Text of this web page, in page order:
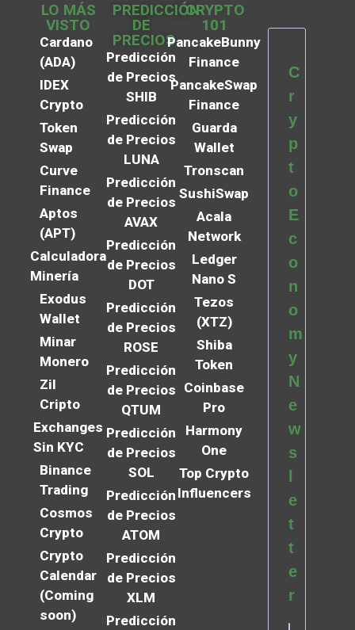
LO MÁS
VISTO
Cardano
(ADA)
IDEX
Crypto
Token
Swap
Curve
Finance
Aptos
(APT)
Calculadora
Minería
Exodus
Wallet
Minar
Monero
Zil
Cripto
Exchanges
Sin KYC
Binance
Trading
Cosmos
Crypto
Crypto
Calendar
(Coming
soon)
PREDICCIÓN
DE
PRECIOS
Predicción
de Precios
SHIB
Predicción
de Precios
LUNA
Predicción
de Precios
AVAX
Predicción
de Precios
DOT
Predicción
de Precios
ROSE
Predicción
de Precios
QTUM
Predicción
de Precios
SOL
Predicción
de Precios
ATOM
Predicción
de Precios
XLM
Predicción
CRYPTO
101
PancakeBunny
Finance
PancakeSwap
Finance
Guarda
Wallet
Tronscan
SushiSwap
Acala
Network
Ledger
Nano S
Tezos
(XTZ)
Shiba
Token
Coinbase
Pro
Harmony
One
Top Crypto
Influencers
C
r
y
p
t
o
E
c
o
n
o
m
y
N
e
w
s
e
t
t
e
r